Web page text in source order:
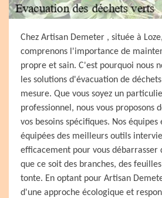
Chez Artisan Demeter , située à
comprenons l'importance de
propre et sain. C'est pourquoi nous
les solutions d'évacuation de
mesure. Que vous soyez un
professionnel, nous vous proposons
vos besoins spécifiques. Nos
équipées des meilleurs outils
efficacement pour vous débarrasser
que ce soit des branches, des
tonte. En optant pour Artisan
d'une approche écologique et